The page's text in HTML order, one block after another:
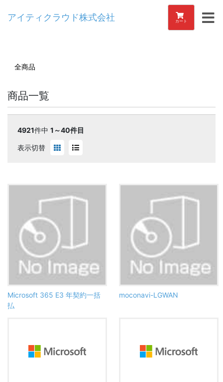
アイティクラウド株式会社 カート
全商品
商品一覧
4921件中 1～40件目
表示切替
Microsoft 365 E3 年契約一括
払
moconavi-LGWAN